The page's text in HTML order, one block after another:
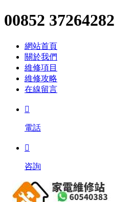
00852 37264282
網站首頁
關於我們
維修項目
維修攻略
在線留言

電話

咨詢